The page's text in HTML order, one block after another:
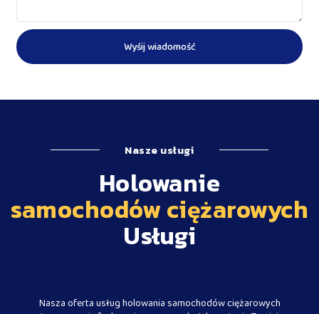
Wyśij wiadomość
Nasze usługi
Holowanie
samochodów ciężarowych
Usługi
Nasza oferta usług holowania samochodów ciężarowych